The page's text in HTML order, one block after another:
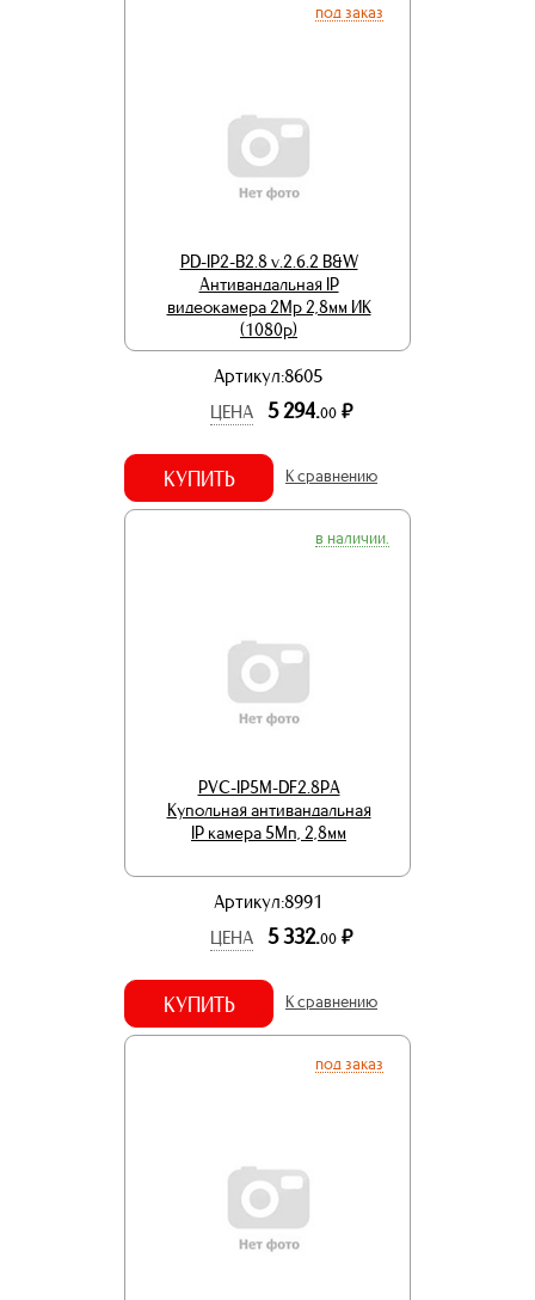
под заказ
PD-IP2-B2.8 v.2.6.2 B&W
Антивандальная IP
видеокамера 2Mp 2,8мм ИК
(1080p)
Артикул:8605
ЦЕНА
5 294.00 р.
КУПИТЬ К сравнению
в наличии.
PVC-IP5M-DF2.8PA
Купольная антивандальная
IP камера 5Мп, 2,8мм
Артикул:8991
ЦЕНА
5 332.00 р.
КУПИТЬ К сравнению
под заказ